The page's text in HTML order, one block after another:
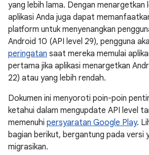
yang lebih lama. Dengan menargetkan
aplikasi Anda juga dapat
platform untuk menyenangkan
Android 10 (API level 29), pengguna
peringatan saat mereka memulai
pertama jika aplikasi menargetkan
22) atau yang lebih rendah.
Dokumen ini menyoroti poin-poin
ketahui dalam mengupdate API level
memenuhi persyaratan Google Play.
bagian berikut, bergantung pada versi
migrasikan.